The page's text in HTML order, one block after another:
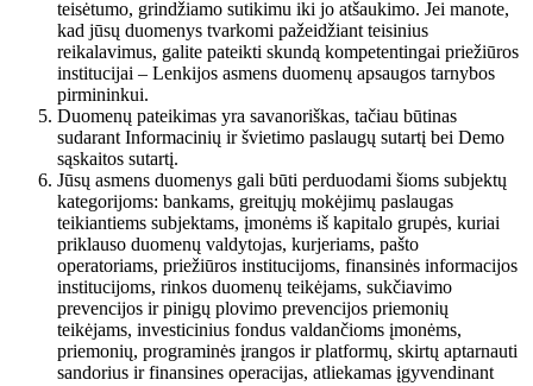
teisėtumo, grindžiamo sutikimu iki jo atšaukimo. Jei manote,
kad jūsų duomenys tvarkomi pažeidžiant teisinius
reikalavimus, galite pateikti skundą kompetentingai priežiūros
institucijai – Lenkijos asmens duomenų apsaugos tarnybos
pirmininkui.
Duomenų pateikimas yra savanoriškas, tačiau būtinas
sudarant Informacinių ir švietimo paslaugų sutartį bei Demo
sąskaitos sutartį.
Jūsų asmens duomenys gali būti perduodami šioms subjektų
kategorijoms: bankams, greitųjų mokėjimų paslaugas
teikiantiems subjektams, įmonėms iš kapitalo grupės, kuriai
priklauso duomenų valdytojas, kurjeriams, pašto
operatoriams, priežiūros institucijoms, finansinės informacijos
institucijoms, rinkos duomenų teikėjams, sukčiavimo
prevencijos ir pinigų plovimo prevencijos priemonių
teikėjams, investicinius fondus valdančioms įmonėms,
priemonių, programinės įrangos ir platformų, skirtų aptarnauti
sandorius ir finansines operacijas, atliekamas įgyvendinant